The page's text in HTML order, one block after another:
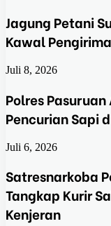
Jagung Petani
Kawal
Juli 8, 2026
Polres
Pencurian Sapi
Juli 6, 2026
Satresnarkoba
Tangkap Kurir
Kenjeran